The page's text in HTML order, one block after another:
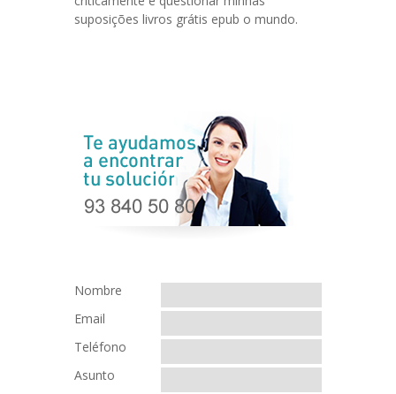
suposições livros grátis epub o mundo.
Nombre
Email
Teléfono
Asunto